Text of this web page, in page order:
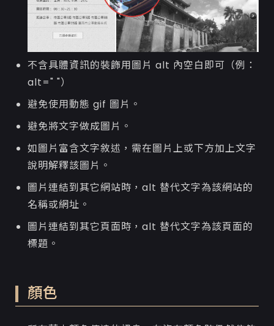
不含具體資訊的裝飾用圖片 alt 內空白即可（例：
alt=" "）
避免使用動態 gif 圖片。
避免將文字做成圖片。
如圖片富含文字敘述，需在圖片上或下方加上文字
說明解釋該圖片。
圖片連結到其它網站時，alt 替代文字為該網站的
名稱或網址。
圖片連結到其它頁面時，alt 替代文字為該頁面的
標題。
顏色